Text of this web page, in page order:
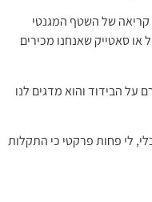
קריאה של השטף המגנטי
סאטייק שאנחנו מכירים
על הבידוד והוא מדגים לנו
לי פחות פרקטי כי התקלות